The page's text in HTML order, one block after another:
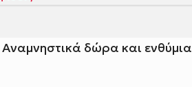
Αναμνηστικά δώρα και ενθύμια